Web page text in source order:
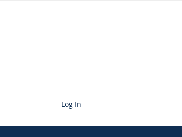
Log In